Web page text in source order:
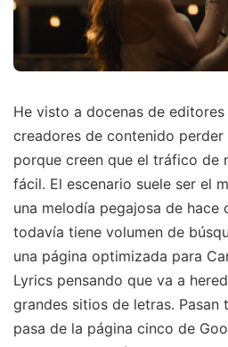
He visto a docenas de
creadores de contenido perder
porque creen que el tráfico de
fácil. El escenario suele ser el
una melodía pegajosa de hace
todavía tiene volumen de
una página optimizada para
Lyrics pensando que va a
grandes sitios de letras. Pasan
pasa de la página cinco de